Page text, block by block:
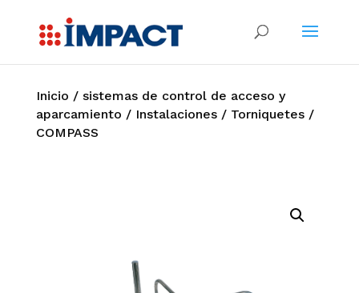
Inicio / sistemas de control de acceso y
aparcamiento / Instalaciones/ Torniquetes/
COMPASS